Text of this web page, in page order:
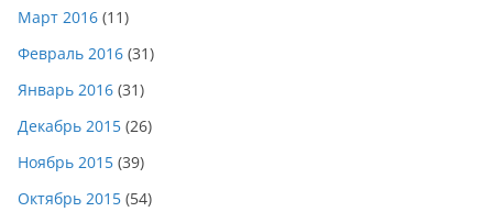
Март 2016 (11)
Февраль 2016 (31)
Январь 2016 (31)
Декабрь 2015 (26)
Ноябрь 2015 (39)
Октябрь 2015 (54)